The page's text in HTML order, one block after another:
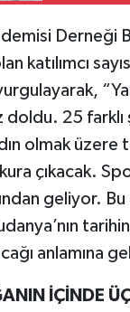
Derneği
katılımcı
doldu. 25
olmak
çıkacak.
geliyor.
anlamına
ANIN İÇİ NDE